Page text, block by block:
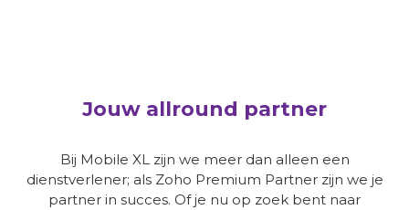
Jouw allround partner
Bij Mobile XL zijn we meer dan alleen een
dienstverlener; als Zoho Premium Partner zijn we je
partner in succes. Of je nu op zoek bent naar